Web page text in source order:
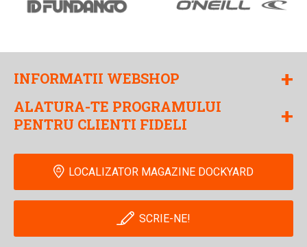
INFORMATII WEBSHOP +
ALATURA-TE PROGRAMULUI
PENTRU CLIENTI FIDELI
+
LOCALIZATOR MAGAZINE DOCKYARD
SCRIE-NE!